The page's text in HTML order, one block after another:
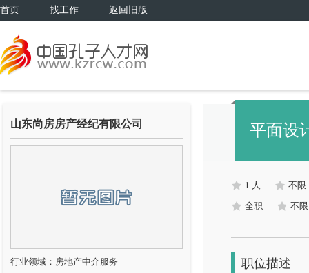
首页 找工作 返回旧版
山东尚房房产经纪有限公司
行业领域：房地产中介服务
平面设
1 人
不限
全职
不限
职位描述